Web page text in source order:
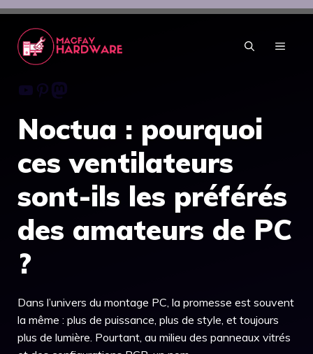
Aller
contenu
MENU
Youtube
Pinterest
Mastodon
Noctua : pourquoi
ces ventilateurs
sont-ils les préférés
des amateurs de PC
?
Dans l’univers du montage PC, la promesse est souvent
la même : plus de puissance, plus de style, et toujours
plus de lumière. Pourtant, au milieu des panneaux vitrés